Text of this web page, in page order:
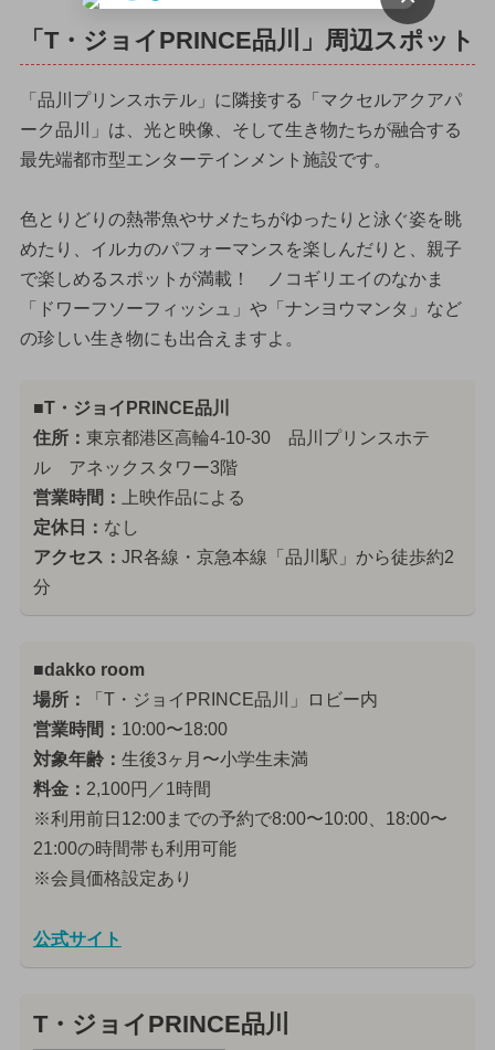
「T・ジョイPRINCE品川」周辺スポット
「品川プリンスホテル」に隣接する「マクセルアクアパ
ーク品川」は、光と映像、そして生き物たちが融合する
最先端都市型エンターテインメント施設です。
色とりどりの熱帯魚やサメたちがゆったりと泳ぐ姿を眺
めたり、イルカのパフォーマンスを楽しんだりと、親子
で楽しめるスポットが満載！ ノコギリエイのなかま
「ドワーフソーフィッシュ」や「ナンヨウマンタ」など
の珍しい生き物にも出合えますよ。
■T・ジョイPRINCE品川
住所： 東京都港区高輪4-10-30 品川プリンスホテ
ル アネックスタワー3階
営業時間：
上映作品による
定休日： なし
アクセス： JR各線・京急本線「品川駅」から徒歩約2
分
■dakko room
場所：
「T・ジョイPRINCE品川」ロビー内
営業時間： 10:00〜18:00
対象年齢： 生後3ヶ月〜小学生未満
料金： 2,100円／1時間
※利用前日12:00までの予約で8:00〜10:00、18:00〜
21:00の時間帯も利用可能
※会員価格設定あり
公式サイト
T・ジョイPRINCE品川